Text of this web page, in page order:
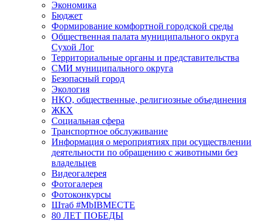
Экономика
Бюджет
Формирование комфортной городской среды
Общественная палата муниципального округа
Сухой Лог
Территориальные органы и представительства
СМИ муниципального округа
Безопасный город
Экология
НКО, общественные, религиозные объединения
ЖКХ
Социальная сфера
Транспортное обслуживание
Информация о мероприятиях при осуществлении
деятельности по обращению с животными без
владельцев
Видеогалерея
Фотогалерея
Фотоконкурсы
Штаб #MbIBMECTE
80 ЛЕТ ПОБЕДЫ